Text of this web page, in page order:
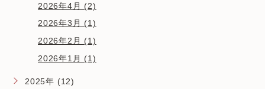
2026年4月 (2)
2026年3月 (1)
2026年2月 (1)
2026年1月 (1)
2025年 (12)